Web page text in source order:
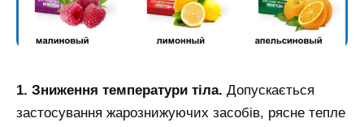
1. Зниження температури тіла. Допускається
застосування жарознижуючих засобів, рясне тепле